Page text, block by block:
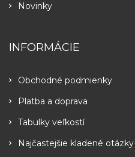
Novinky
INFORMÁCIE
Obchodné podmienky
Platba a doprava
Tabulky veľkostí
Najčastejšie kladené otázky